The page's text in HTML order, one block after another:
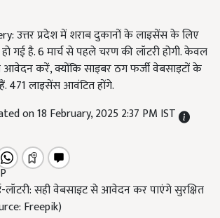
उत्तर प्रदेश में शराब दुकानों के लाइसेंस के लिए
हो गई है. 6 मार्च से पहले चरण की लॉटरी होगी. केवल
आवेदन करें, क्योंकि साइबर ठग फर्जी वेबसाइटों के
471 लाइसेंस आवंटित होंगे.
on 18 February, 2025 2:37 PM IST
सही वेबसाइट से आवेदन कर पाएंगे सुरक्षित
Freepik)